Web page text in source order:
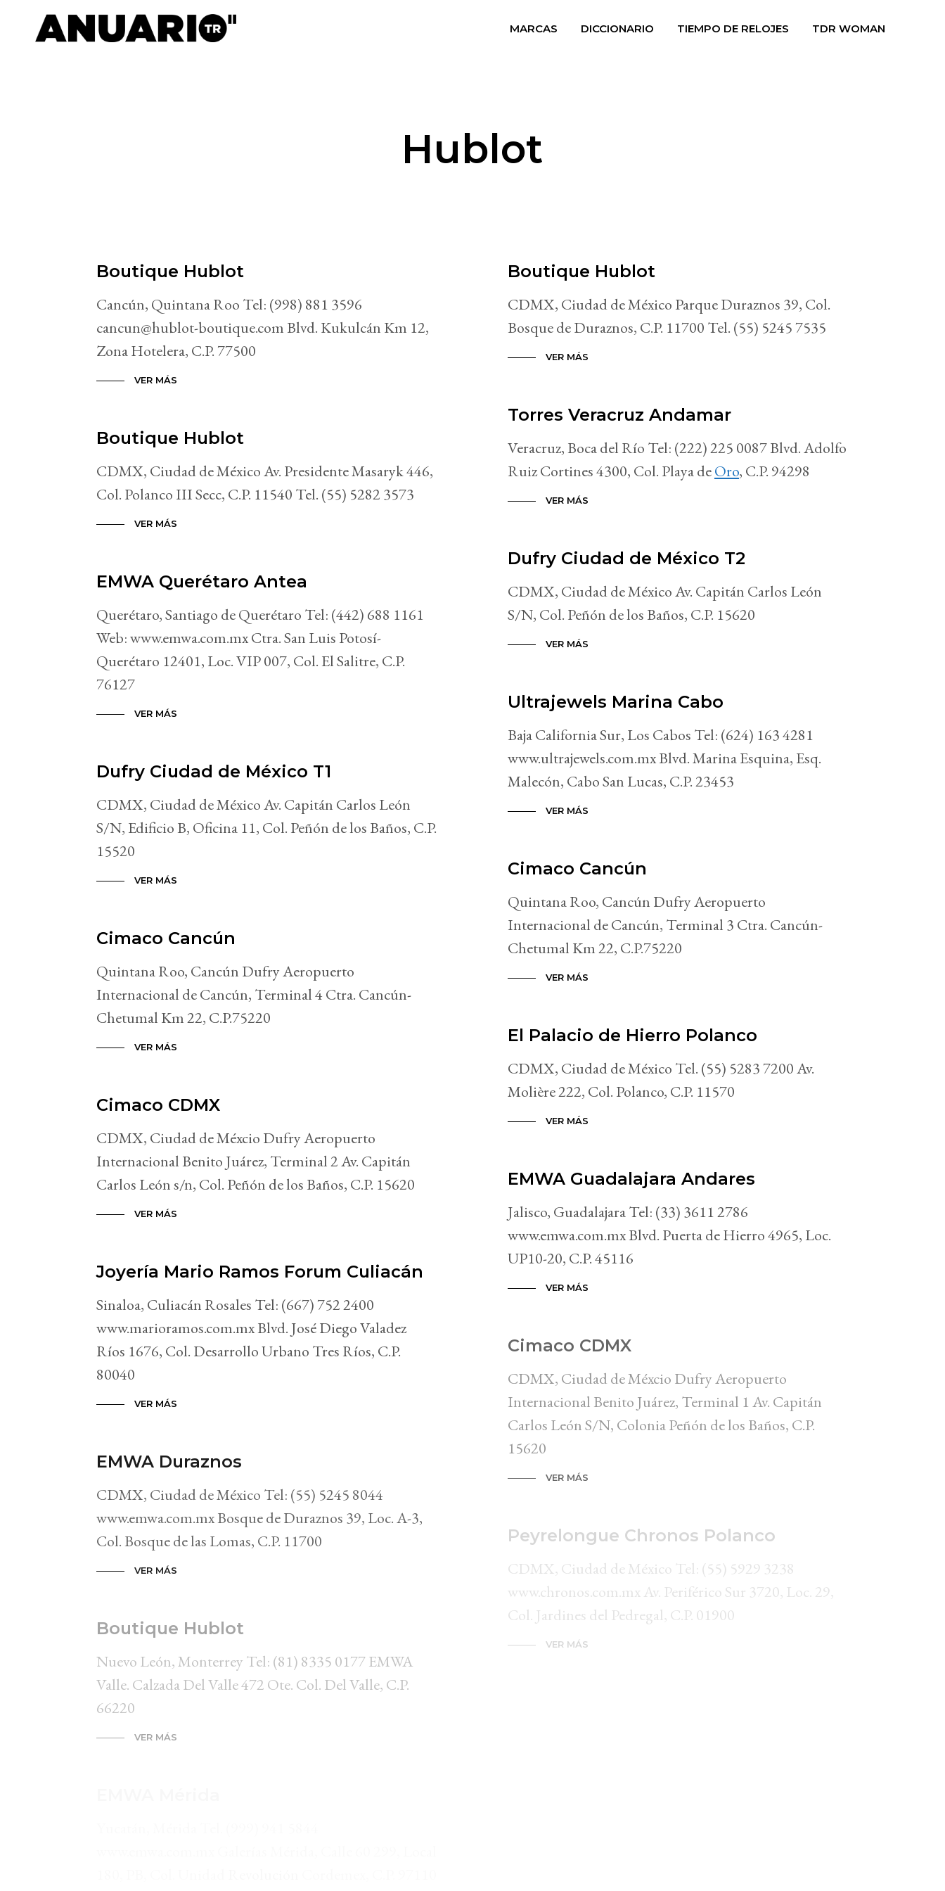
MARCAS DICCIONARIO TIEMPO DE RELOJES TDR WOMAN
Hublot
Boutique Hublot
Cancún, Quintana Roo Tel: (998) 881 3596
cancun@hublot-boutique.com Blvd. Kukulcán Km 12,
Zona Hotelera, C.P. 77500
VER MÁS
Boutique Hublot
CDMX, Ciudad de México Av. Presidente Masaryk 446,
Col. Polanco III Secc, C.P. 11540 Tel. (55) 5282 3573
VER MÁS
EMWA Querétaro Antea
Querétaro, Santiago de Querétaro Tel: (442) 688 1161
Web: www.emwa.com.mx Ctra. San Luis Potosí-
Querétaro 12401, Loc. VIP 007, Col. El Salitre, C.P.
76127
VER MÁS
Dufry Ciudad de México T1
CDMX, Ciudad de México Av. Capitán Carlos León
S/N, Edificio B, Oficina 11, Col. Peñón de los Baños, C.P.
15520
VER MÁS
Cimaco Cancún
Quintana Roo, Cancún Dufry Aeropuerto
Internacional de Cancún, Terminal 4 Ctra. Cancún-
Chetumal Km 22, C.P.75220
VER MÁS
Cimaco CDMX
CDMX, Ciudad de Méxcio Dufry Aeropuerto
Internacional Benito Juárez, Terminal 2 Av. Capitán
Carlos León s/n, Col. Peñón de los Baños, C.P. 15620
VER MÁS
Joyería Mario Ramos Forum Culiacán
Sinaloa, Culiacán Rosales Tel: (667) 752 2400
www.marioramos.com.mx Blvd. José Diego Valadez
Ríos 1676, Col. Desarrollo Urbano Tres Ríos, C.P.
80040
VER MÁS
EMWA Duraznos
CDMX, Ciudad de México Tel: (55) 5245 8044
www.emwa.com.mx Bosque de Duraznos 39, Loc. A-3,
Col. Bosque de las Lomas, C.P. 11700
VER MÁS
Boutique Hublot
Nuevo León, Monterrey Tel: (81) 8335 0177 EMWA
Valle. Calzada Del Valle 472 Ote. Col. Del Valle, C.P.
66220
VER MÁS
Boutique Hublot
CDMX, Ciudad de México Parque Duraznos 39, Col.
Bosque de Duraznos, C.P. 11700 Tel. (55) 5245 7535
VER MÁS
Torres Veracruz Andamar
Veracruz, Boca del Río Tel: (222) 225 0087 Blvd. Adolfo
Ruiz Cortines 4300, Col. Playa deOro, C.P. 94298
VER MÁS
Dufry Ciudad de México T2
CDMX, Ciudad de México Av. Capitán Carlos León
S/N, Col. Peñón de los Baños, C.P. 15620
VER MÁS
Ultrajewels Marina Cabo
Baja California Sur, Los Cabos Tel: (624) 163 4281
www.ultrajewels.com.mx Blvd. Marina Esquina, Esq.
Malecón, Cabo San Lucas, C.P. 23453
VER MÁS
Cimaco Cancún
Quintana Roo, Cancún Dufry Aeropuerto
Internacional de Cancún, Terminal 3 Ctra. Cancún-
Chetumal Km 22, C.P.75220
VER MÁS
El Palacio de Hierro Polanco
CDMX, Ciudad de México Tel. (55) 5283 7200 Av.
Molière 222, Col. Polanco, C.P. 11570
VER MÁS
EMWA Guadalajara Andares
Jalisco, Guadalajara Tel: (33) 3611 2786
www.emwa.com.mx Blvd. Puerta de Hierro 4965, Loc.
UP10-20, C.P. 45116
VER MÁS
Cimaco CDMX
CDMX, Ciudad de Méxcio Dufry Aeropuerto
Internacional Benito Juárez, Terminal 1 Av. Capitán
Carlos León S/N, Colonia Peñón de los Baños, C.P.
15620
VER MÁS
Peyrelongue Chronos Polanco
CDMX, Ciudad de México Tel: (55) 5929 3238
www.chronos.com.mx Av. Periférico Sur 3720, Loc. 29,
Col. Jardines del Pedregal, C.P. 01900
VER MÁS